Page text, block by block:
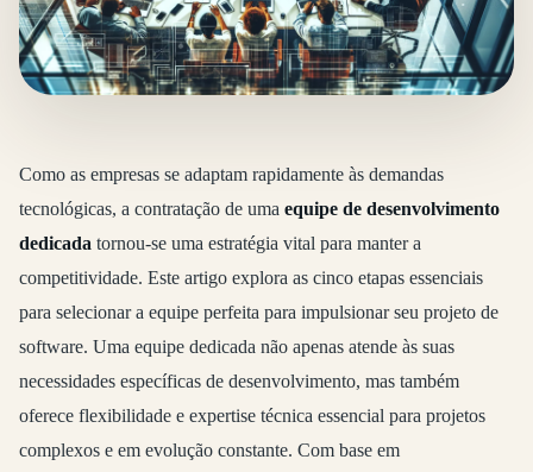
Como as empresas se adaptam rapidamente às demandas
tecnológicas, a contratação de uma equipe de desenvolvimento
dedicada tornou-se uma estratégia vital para manter a
competitividade. Este artigo explora as cinco etapas essenciais
para selecionar a equipe perfeita para impulsionar seu projeto de
software. Uma equipe dedicada não apenas atende às suas
necessidades específicas de desenvolvimento, mas também
oferece flexibilidade e expertise técnica essencial para projetos
complexos e em evolução constante. Com base em